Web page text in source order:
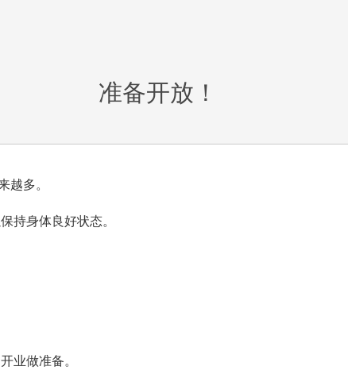
准备开放！
多。
持身体良好状态。
业做准备。